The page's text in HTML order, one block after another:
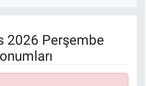
2026 Perşembe